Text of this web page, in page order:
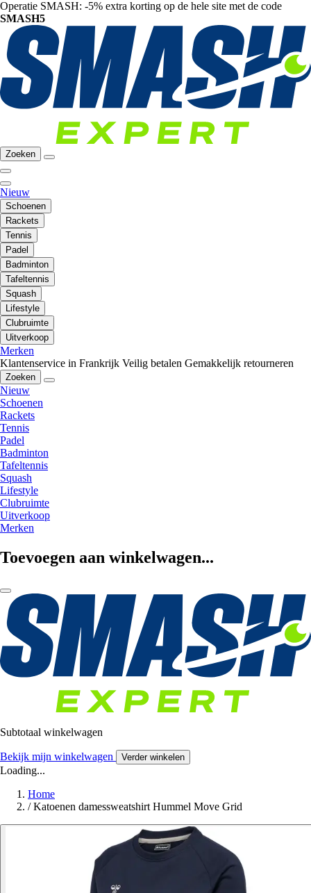
Operatie SMASH: -5% extra korting op de hele site met de code
SMASH5
Zoeken
Nieuw
Schoenen
Rackets
Tennis
Padel
Badminton
Tafeltennis
Squash
Lifestyle
Clubruimte
Uitverkoop
Merken
Klantenservice in Frankrijk Veilig betalen Gemakkelijk retourneren
Zoeken
Nieuw
Schoenen
Rackets
Tennis
Padel
Badminton
Tafeltennis
Squash
Lifestyle
Clubruimte
Uitverkoop
Merken
Toevoegen aan winkelwagen...
Subtotaal winkelwagen
Bekijk mijn winkelwagen Verder winkelen
Loading...
Home
/ Katoenen damessweatshirt Hummel Move Grid